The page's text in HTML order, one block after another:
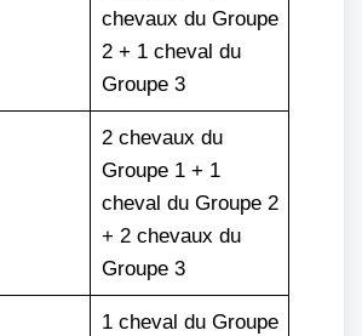
chevaux du Groupe
2 + 1 cheval du
Groupe 3
2 chevaux du
Groupe 1 + 1
cheval du Groupe 2
+ 2 chevaux du
Groupe 3
1 cheval du Groupe